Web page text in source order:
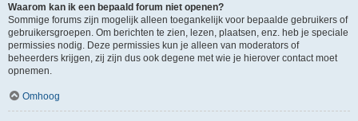
Waarom kan ik een bepaald forum niet openen?
Sommige forums zijn mogelijk alleen toegankelijk voor bepaalde gebruikers of
gebruikersgroepen. Om berichten te zien, lezen, plaatsen, enz. heb je speciale
permissies nodig. Deze permissies kun je alleen van moderators of
beheerders krijgen, zij zijn dus ook degene met wie je hierover contact moet
opnemen.
Omhoog